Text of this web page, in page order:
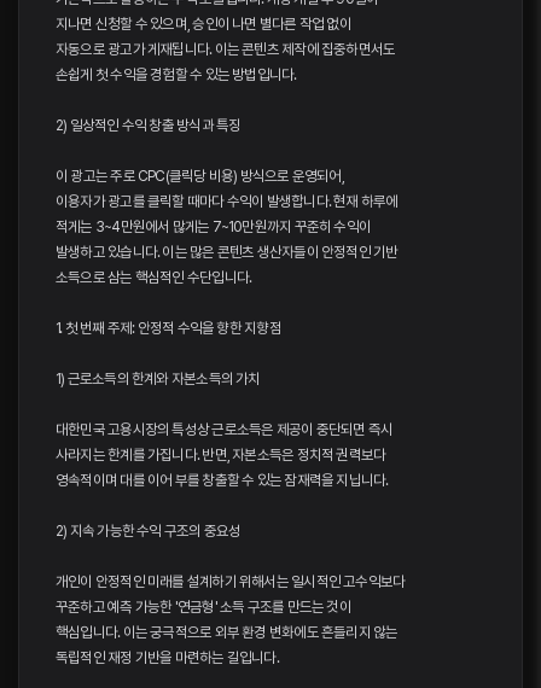
지나면 신청할 수 있으며, 승인이 나면 별다른 작업 없이
자동으로 광고가 게재됩니다. 이는 콘텐츠 제작에 집중하면서도
손쉽게 첫 수익을 경험할 수 있는 방법입니다.
2) 일상적인 수익 창출 방식과 특징
이 광고는 주로 CPC(클릭당 비용) 방식으로 운영되어,
이용자가 광고를 클릭할 때마다 수익이 발생합니다. 현재 하루에
적게는 3~4만원에서 많게는 7~10만원까지 꾸준히 수익이
발생하고 있습니다. 이는 많은 콘텐츠 생산자들이 안정적인 기반
소득으로 삼는 핵심적인 수단입니다.
1. 첫 번째 주제: 안정적 수익을 향한 지향점
1) 근로소득의 한계와 자본소득의 가치
대한민국 고용시장의 특성상 근로소득은 제공이 중단되면 즉시
사라지는 한계를 가집니다. 반면, 자본소득은 정치적 권력보다
영속적이며 대를 이어 부를 창출할 수 있는 잠재력을 지닙니다.
2) 지속 가능한 수익 구조의 중요성
개인이 안정적인 미래를 설계하기 위해서는 일시적인 고수익보다
꾸준하고 예측 가능한 '연금형' 소득 구조를 만드는 것이
핵심입니다. 이는 궁극적으로 외부 환경 변화에도 흔들리지 않는
독립적인 재정 기반을 마련하는 길입니다.